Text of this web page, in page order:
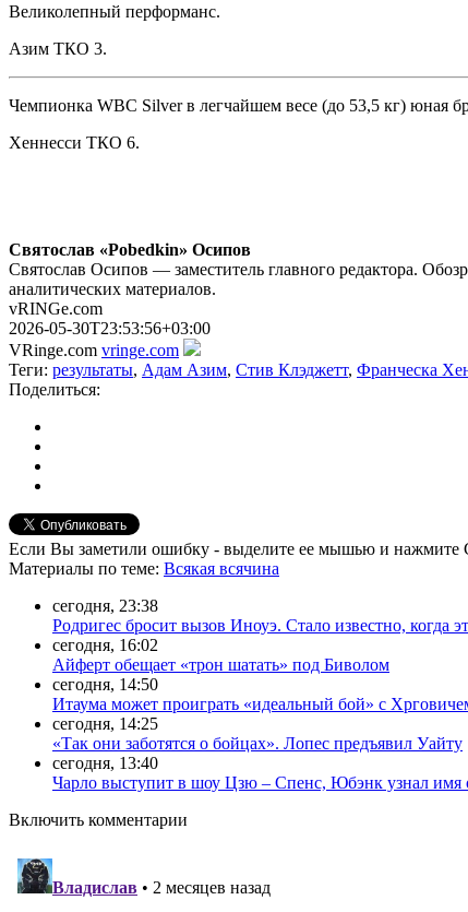
Великолепный перформанс.
Азим ТКО 3.
Чемпионка WBC Silver в легчайшем весе (до 53,5 кг) юная
Хеннесси ТКО 6.
Святослав «Pobedkin» Осипов
Святослав Осипов — заместитель главного редактора.
аналитических материалов.
vRINGe.com
2026-05-30T23:53:56+03:00
VRinge.com vringe.com
Теги: результаты, Адам Азим, Стив Клэджетт, Франческа
Поделиться:
Если Вы заметили ошибку - выделите ее мышью и нажмите
Материалы по теме: Всякая всячина
сегодня, 23:38
Родригес бросит вызов Иноуэ. Стало известно, когда
сегодня, 16:02
Айферт обещает «трон шатать» под Биволом
сегодня, 14:50
Итаума может проиграть «идеальный бой» с
сегодня, 14:25
«Так они заботятся о бойцах». Лопес предъявил Уайту
сегодня, 13:40
Чарло выступит в шоу Цзю – Спенс, Юбэнк узнал имя
Включить комментарии